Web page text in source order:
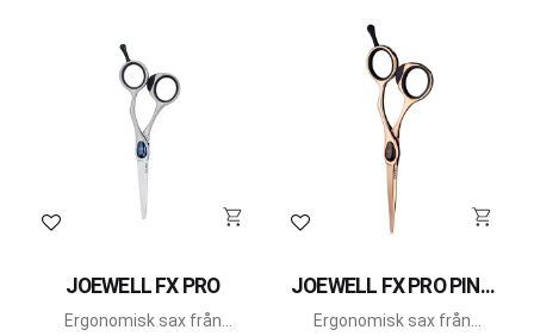
Lägg till i favoriter
JOEWELL FX PRO
Ergonomisk sax från
Lägg till i favoriter
JOEWELL FX PRO PINK
GOLD
Ergonomisk sax från